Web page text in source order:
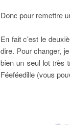
Donc pour remettre
En fait c’est le
dire. Pour changer,
bien un seul lot très
Féeféedille (vous